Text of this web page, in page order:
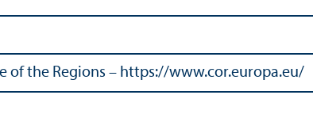
of the Regions – https://www.cor.europa.eu/